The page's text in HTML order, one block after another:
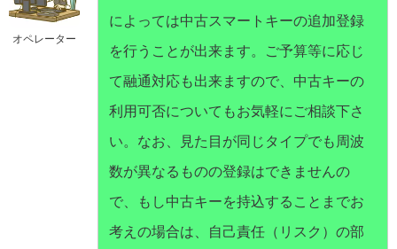
オペレーター
によっては中古スマートキーの追加登録
を行うことが出来ます。ご予算等に応じ
て融通対応も出来ますので、中古キーの
利用可否についてもお気軽にご相談下さ
い。なお、見た目が同じタイプでも周波
数が異なるものの登録はできませんの
で、もし中古キーを持込することまでお
考えの場合は、自己責任（リスク）の部